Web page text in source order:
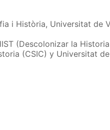
i Història, Universitat de
(Descolonizar la
(CSIC) y Universitat